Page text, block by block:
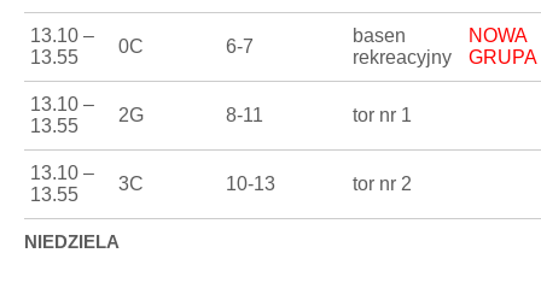
13.10 –
13.55
0C 6-7
basen
rekreacyjny
NOWA
GRUPA
13.10 –
13.55
2G 8-11 tor nr 1
13.10 –
13.55
3C 10-13 tor nr 2
NIEDZIELA